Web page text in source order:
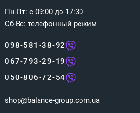
Пн-Пт: с 09:00 до 17:30
Сб-Вс: телефонный режим
098-581-38-92
067-793-29-19
050-806-72-54
shop@balance-group.com.ua